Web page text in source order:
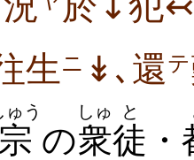
生 ニ ↡､還テ
宗
ゅう
の衆
しゅ
徒
と
・